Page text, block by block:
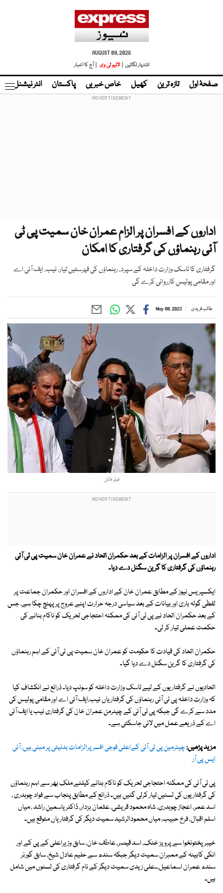
AUGUST 09, 2026
اشتہار لگائیں |
لائیو ٹی وی | آج کا اخبار
صفحۂ اول تازہ ترین کھیل خاص خبریں پاکستان انٹر نیشنل
اداروں کے افسران پر الزام عمران خان سمیت پی ٹی
آئی رہنماؤں کی گرفتاری کا امکان
گرفتاری کا ٹاسک وزارت داخلہ کے سپرد، رہنماؤں کی فہرستیں تیار، نیب، ایف آئی اے
اور مقامی پولیس کارروائی کرے گی
طالب فریدی May 08, 2023
فوٹو فائل
اداروں کے افسران پر الزامات کے بعد حکمران اتحاد نے عمران خان سمیت پی ٹی آئی
رہنماؤں کی گرفتاری کا گرین سگنل دے دیا۔
ایکسپریس نیوز کے مطابق عمران خان کے اداروں کے افسران اور حکمران جماعت پر
لفظی گولہ باری اور بیانات کے بعد سیاسی درجہ حرارت اپنے عروج پر پہنچ چکا ہے، جس
کے بعد حکمران اتحاد نے پی ٹی آئی کی ممکنہ احتجاجی تحریک کو ناکام بنانے کی
حکمت عملی تیار کر لی۔
حکمران اتحاد کی قیادت کا حکومت کو عمران خان سمیت پی ٹی آئی کے اہم رہنماؤں
کی گرفتاری کا گرین سگنل دے دیا گیا۔
اتحادیوں نے گرفتاریوں کے لیے ٹاسک وزارت داخلہ کو سونپ دیا۔ ذرائع نے انکشاف کیا
کہ وزارت داخلہ پی ٹی آئی رہنماؤں کی گرفتاریاں نیب،ایف آئی اے اور مقامی پولیس کی
مدد سے کرے گی جبکہ پی ٹی آئی کے چیئرمن عمران خان کی گرفتاری نیب یا ایف آئی
اے کے ذریعے عمل میں لائی جاسکتی ہے۔
مزید پڑھیں:چیئرمین پی ٹی آئی کےاعلیٰ فوجی افسر پرالزامات بدنیتی پر مبنی ہیں، آئی
ایس پی آر
پی ٹی آئی کی ممکنہ احتجاجی تحریک کو ناکام بنانے کیلئے ملک بھر سے اہم رہنماؤں
کی گرفتاریوں کی لسٹیں تیار کرلی گئیں ہیں۔ ذرائع کے مطابق پنجاب سے فواد چوہدری ،
اسد عمر، اعجاز چوہدری، شاہ محمود قریشی، عثمان بزدار، ڈاکٹر یاسمین راشد ، میاں
اسلم اقبال، فرخ حبیب، میاں محمودالرشید سمیت دیگر کی گرفتاریاں متوقع ہیں۔
خیبرپختونخوا سے پرویز خٹک، اسد قیصر، عاطف خان، سابق وزیراعلی کے پی کے اور
انکی کابینہ کے ممبران سمیت دیگر جبکہ سندھ سے حلیم عادل شیخ، سابق گورنر
سندھ عمران اسماعیل،۔علی زیدی سمیت دیگر کے نام گرفتاری کی لسٹوں میں شامل
ہیں۔